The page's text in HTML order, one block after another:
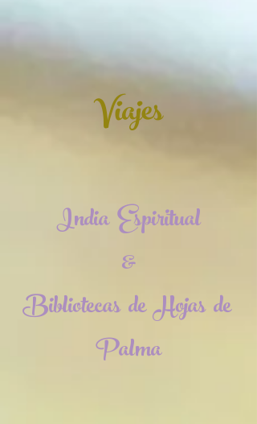
India Espiritual
&
Bibliotecas de Hojas de
Palma
Viajes